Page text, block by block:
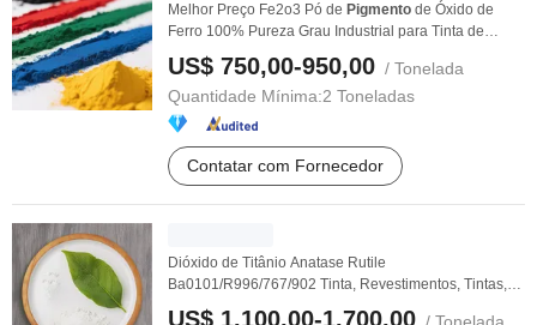
Melhor Preço Fe2o3 Pó de Pigmento de Óxido de
Ferro 100% Pureza Grau Industrial para Tinta de
Parede ...
US$ 750,00-950,00 / Tonelada
Quantidade Mínima:2 Toneladas
Contatar com Fornecedor
Dióxido de Titânio Anatase Rutile
Ba0101/R996/767/902 Tinta, Revestimentos, Tintas,
Papel,
US$ 1.100,00-1.700,00